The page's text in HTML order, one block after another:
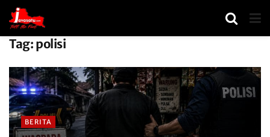
Tag: polisi
BERITA